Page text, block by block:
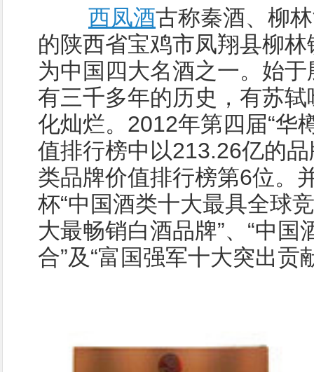
西凤酒古称秦酒、柳
的陕西省宝鸡市凤翔县柳
为中国四大名酒之一。始
有三千多年的历史，有苏
化灿烂。2012年第四届“华
值排行榜中以213.26亿的
类品牌价值排行榜第6位。
杯“中国酒类十大最具全球
大最畅销白酒品牌”、“中国
合”及“富国强军十大突出贡